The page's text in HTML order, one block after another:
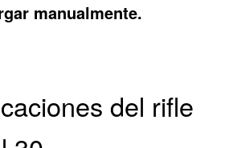
manualmente.
del rifle